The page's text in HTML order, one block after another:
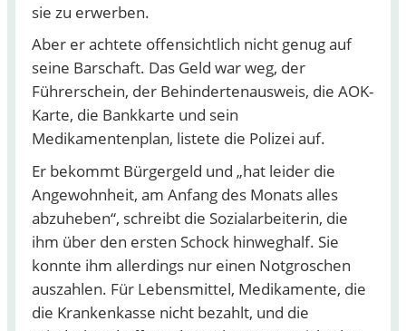
sie zu erwerben.
Aber er achtete offensichtlich nicht genug auf
seine Barschaft. Das Geld war weg, der
Führerschein, der Behindertenausweis, die AOK-
Karte, die Bankkarte und sein
Medikamentenplan, listete die Polizei auf.
Er bekommt Bürgergeld und „hat leider die
Angewohnheit, am Anfang des Monats alles
abzuheben“, schreibt die Sozialarbeiterin, die
ihm über den ersten Schock hinweghalf. Sie
konnte ihm allerdings nur einen Notgroschen
auszahlen. Für Lebensmittel, Medikamente, die
die Krankenkasse nicht bezahlt, und die